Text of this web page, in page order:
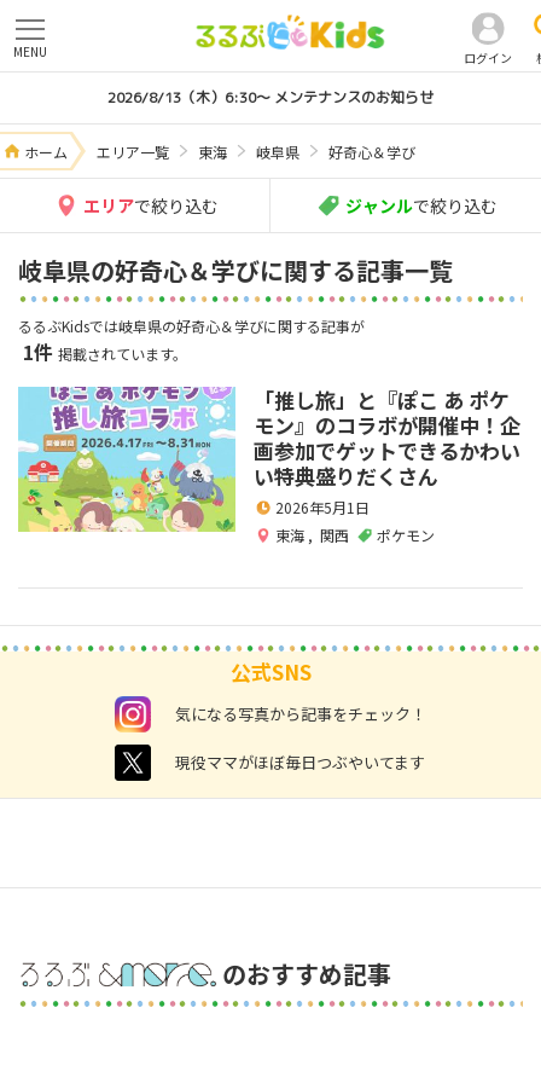
ログイン
MENU
2026/8/13（木）6:30～ メンテナンスのお知らせ
ホーム エリア一覧 東海 岐阜県 好奇心＆学び
エリアで絞り込む ジャンルで絞り込む
岐阜県の好奇心＆学びに関する記事一覧
るるぶKidsでは岐阜県の好奇心＆学びに関する記事が
1件 掲載されています。
「推し旅」と『ぽこ あ ポケ
モン』のコラボが開催中！企
画参加でゲットできるかわい
い特典盛りだくさん
2026年5月1日
東海 , 関西 ポケモン
公式SNS
instagram 気になる写真から記事をチェック！
twitter 現役ママがほぼ毎日つぶやいてます
のおすすめ記事